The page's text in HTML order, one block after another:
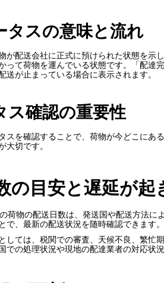
タスの意味と流れ
が配送会社に正式に預けられた状態を
って荷物を運んでいる状態です。「配達
送が止まっている場合に表示されます。
ス確認の重要性
スを確認することで、荷物が今どこにあ
大切です。
の目安と遅延が起
荷物の配送日数は、発送国や配送方法
で、最新の配送状況を随時確認できます。
しては、税関での審査、天候不良、繁忙
での処理状況や現地の配達業者の対応状